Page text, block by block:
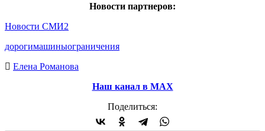
Новости партнеров:
Новости СМИ2
дорогимашиныограничения
Елена Романова
Наш канал в МАХ
Поделиться: